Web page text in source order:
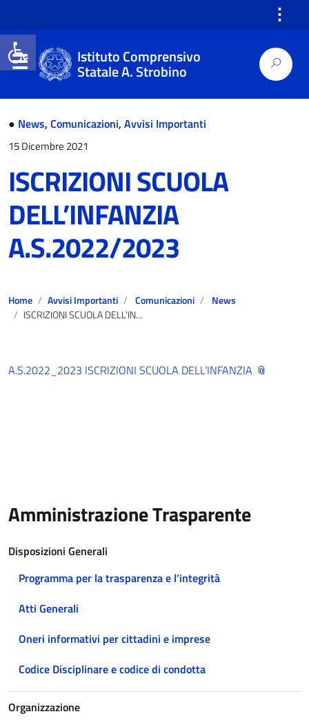
Open toolbar
⋮
Istituto Comprensivo
Statale A. Strobino
● News, Comunicazioni, Avvisi Importanti
15 Dicembre 2021
ISCRIZIONI SCUOLA
DELL’INFANZIA
A.S.2022/2023
Home Avvisi Importanti Comunicazioni
News
ISCRIZIONI SCUOLA DELL’INFANZIA A.S.2022/2023
A.S.2022_2023 ISCRIZIONI SCUOLA DELL’INFANZIA
Amministrazione Trasparente
Disposizioni Generali
Programma per la trasparenza e l’integrità
Atti Generali
Oneri informativi per cittadini e imprese
Codice Disciplinare e codice di condotta
Organizzazione